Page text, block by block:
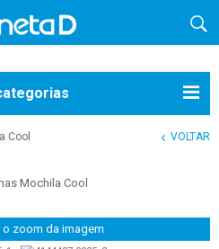
Cool VOLTAR
zoom da imagem